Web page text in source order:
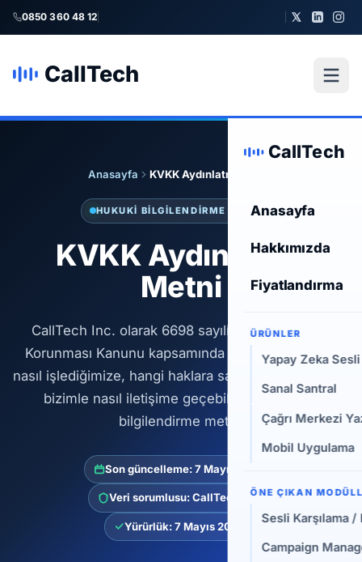
0850 360 48 12
CallTech
CallTech
Anasayfa
Hakkımızda
Fiyatlandırma
ÜRÜNLER
Yapay Zeka
Sanal Santral
Çağrı Merkezi
Mobil Uygulama
ÖNE ÇIKAN
Sesli Karşılama /
Campaign
Anasayfa KVKK Aydınlatma Metni
HUKUKI BILGILENDIRME · KVKK
KVKK Aydınlatma
Metni
CallTech Inc. olarak 6698 sayılı Kişisel Verilerin
Korunması Kanunu kapsamında kişisel verilerinizi
nasıl işlediğimize, hangi haklara sahip olduğunuza ve
bizimle nasıl iletişime geçebileceğinize dair
bilgilendirme metni.
Son güncelleme: 7 Mayıs 2026
Veri sorumlusu: CallTech Inc.
Yürürlük: 7 Mayıs 2026